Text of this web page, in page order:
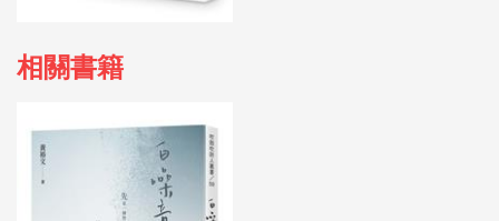
相關書籍